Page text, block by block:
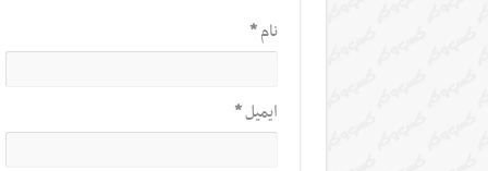
نام*
ایمیل*